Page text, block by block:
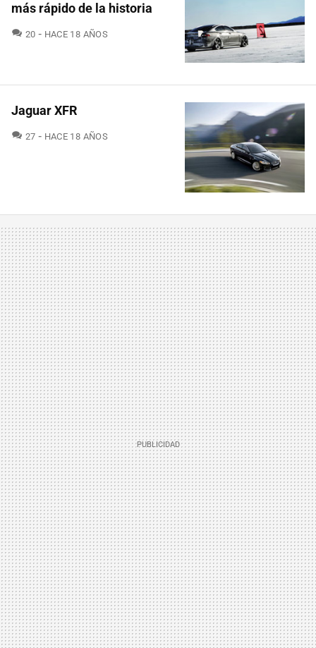
más rápido de la historia
20 COMENTARIOS
HACE 18 AÑOS
Jaguar XFR
27 COMENTARIOS
HACE 18 AÑOS